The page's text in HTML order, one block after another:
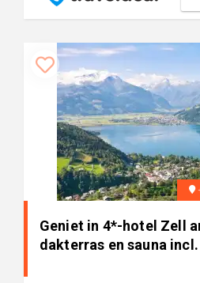
Geniet in 4*-hotel Zell
dakterras en sauna